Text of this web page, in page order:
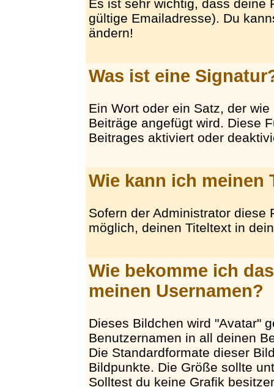
Es ist sehr wichtig, dass deine
gültige Emailadresse). Du
ändern!
Was ist eine
Ein Wort oder ein Satz, der
Beiträge angefügt wird. Diese
Beitrages aktiviert oder
Wie kann ich meinen
Sofern der Administrator
möglich, deinen Titeltext in
Wie bekomme ich
meinen Usernamen?
Dieses Bildchen wird "Avatar"
Benutzernamen in all deinen
Die Standardformate dieser
Bildpunkte. Die Größe sollte
Solltest du keine Grafik